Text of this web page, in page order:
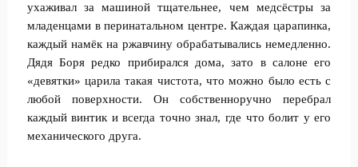
ухаживал за машиной тщательнее, чем медсёстры за
младенцами в перинатальном центре. Каждая царапинка,
каждый намёк на ржавчину обрабатывались немедленно.
Дядя Боря редко прибирался дома, зато в салоне его
«девятки» царила такая чистота, что можно было есть с
любой поверхности. Он собственноручно перебрал
каждый винтик и всегда точно знал, где что болит у его
механического друга.